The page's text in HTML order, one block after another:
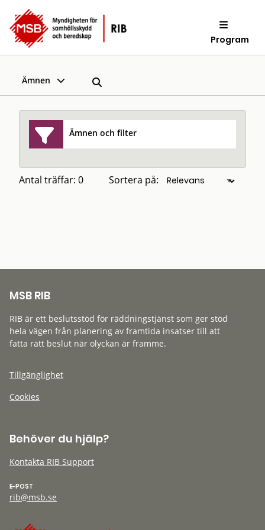
Program
Ämnen
Ämnen och filter
Antal träffar: 0 Sortera på:
MSB RIB
RIB är ett beslutsstöd för räddningstjänst som ger stöd
hela vägen från planering av framtida insatser till att
fatta rätt beslut när olyckan är framme.
Tillgänglighet
Cookies
Behöver du hjälp?
Kontakta RIB Support
E-POST
rib@msb.se